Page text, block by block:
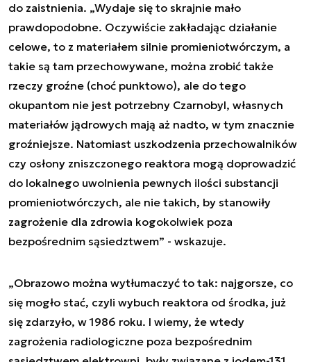
do zaistnienia. „Wydaje się to skrajnie mało
prawdopodobne. Oczywiście zakładając działanie
celowe, to z materiałem silnie promieniotwórczym, a
takie są tam przechowywane, można zrobić także
rzeczy groźne (choć punktowo), ale do tego
okupantom nie jest potrzebny Czarnobyl, własnych
materiałów jądrowych mają aż nadto, w tym znacznie
groźniejsze. Natomiast uszkodzenia przechowalników
czy osłony zniszczonego reaktora mogą doprowadzić
do lokalnego uwolnienia pewnych ilości substancji
promieniotwórczych, ale nie takich, by stanowiły
zagrożenie dla zdrowia kogokolwiek poza
bezpośrednim sąsiedztwem” - wskazuje.
„Obrazowo można wytłumaczyć to tak: najgorsze, co
się mogło stać, czyli wybuch reaktora od środka, już
się zdarzyło, w 1986 roku. I wiemy, że wtedy
zagrożenia radiologiczne poza bezpośrednim